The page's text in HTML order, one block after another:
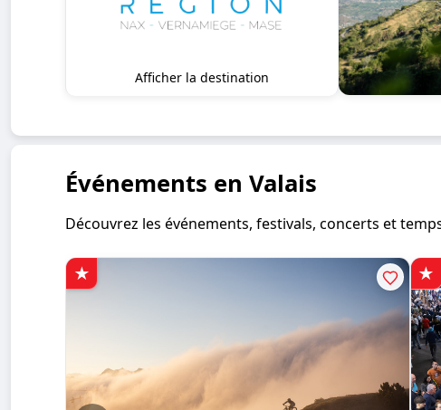
Afficher la destination
Événements en Valais
Découvrez les événements, festivals, concerts et